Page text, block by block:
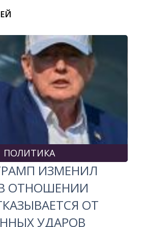
ПОЛИТИКА
ИЗМЕНИЛ
ОТНОШЕНИИ
ОТ
УДАРОВ